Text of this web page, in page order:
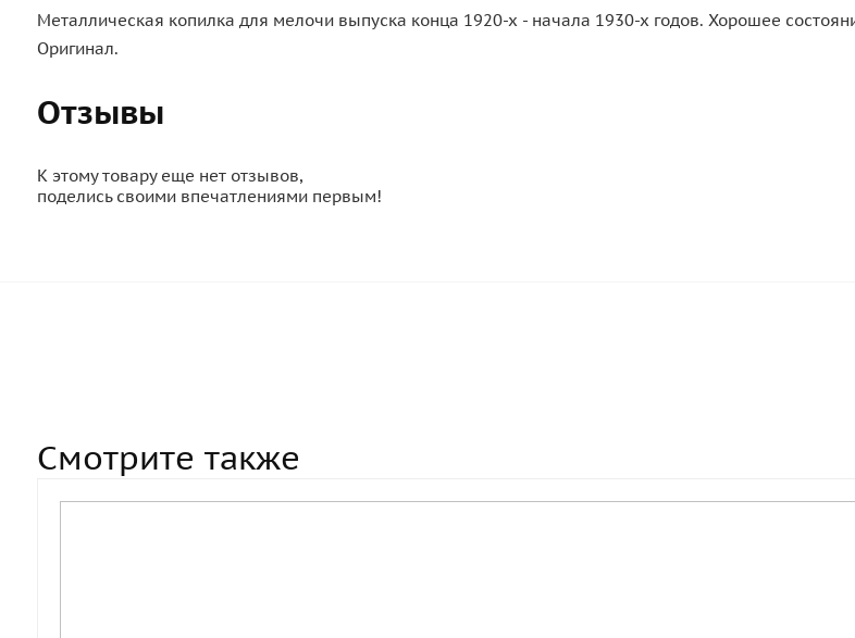
Металлическая копилка для мелочи выпуска конца 1920-х - начала 1930-х годов. Хорошее
Оригинал.
Отзывы
К этому товару еще нет отзывов,
поделись своими впечатлениями первым!
Смотрите также